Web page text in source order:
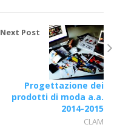
Next Post
Progettazione dei
prodotti di moda a.a.
2014-2015
CLAM